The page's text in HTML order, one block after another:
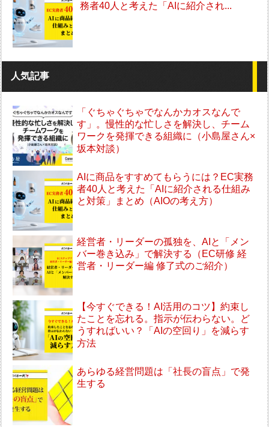
務者40人と考えた「AIに紹介され...
人気記事
「ぐちゃぐちゃでなんかカオスなんで
す」。慢性的な忙しさを解決し、チーム
ワークを発揮できる組織に（小島屋さん×
坂本対談）
AIに商品をすすめてもらうには？EC実務
者40人と考えた「AIに紹介される仕組み
と対策」まとめ（AIOの考え方）
経営者・リーダーの孤独を、AIと「メン
バー巻き込み」で解決する（EC研修 経
営者・リーダー編 修了式のご紹介）
【今すぐできる！AI活用のコツ】約束し
たことを忘れる。指示が伝わらない。ど
うすればいい？「AIの空回り」を減らす
方法
あらゆる経営問題は「社長の盲点」で発
生する